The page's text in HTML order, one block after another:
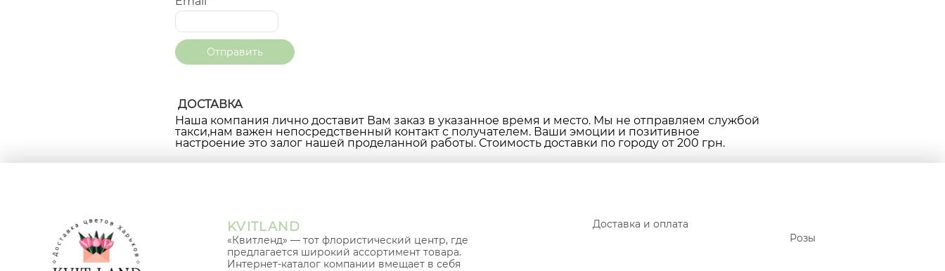
ДОСТАВКА
Наша компания лично доставит Вам заказ в указанное время и место. Мы не отправляем службой
такси,нам важен непосредственный контакт с получателем. Ваши эмоции и позитивное
настроение это залог нашей проделанной работы. Стоимость доставки по городу от 200 грн.
KVITLAND
«Квитленд» — тот флористический центр, где
предлагается широкий ассортимент товара.
Интернет-каталог компании вмещает в себя
Доставка и оплата
Розы